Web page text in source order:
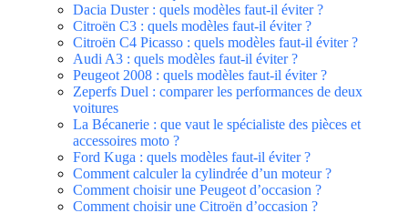
Dacia Duster : quels modèles faut-il éviter ?
Citroën C3 : quels modèles faut-il éviter ?
Citroën C4 Picasso : quels modèles faut-il éviter ?
Audi A3 : quels modèles faut-il éviter ?
Peugeot 2008 : quels modèles faut-il éviter ?
Zeperfs Duel : comparer les performances de deux
voitures
La Bécanerie : que vaut le spécialiste des pièces et
accessoires moto ?
Ford Kuga : quels modèles faut-il éviter ?
Comment calculer la cylindrée d’un moteur ?
Comment choisir une Peugeot d’occasion ?
Comment choisir une Citroën d’occasion ?